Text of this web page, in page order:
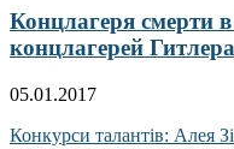
Концлагеря смерти
концлагерей Гитлера
05.01.2017
Конкурси талантів: Алея